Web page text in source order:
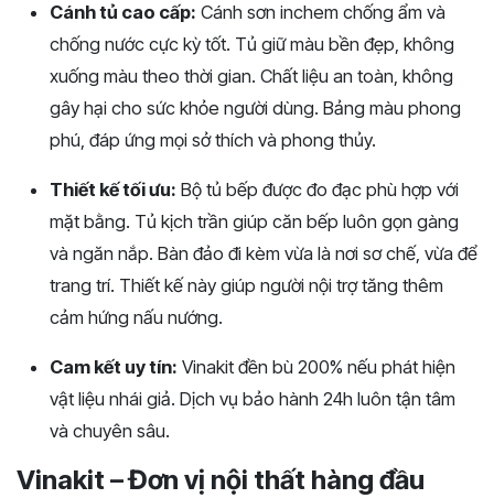
Cánh tủ cao cấp: Cánh sơn inchem chống ẩm và
chống nước cực kỳ tốt. Tủ giữ màu bền đẹp, không
xuống màu theo thời gian. Chất liệu an toàn, không
gây hại cho sức khỏe người dùng. Bảng màu phong
phú, đáp ứng mọi sở thích và phong thủy.
Thiết kế tối ưu: Bộ tủ bếp được đo đạc phù hợp với
mặt bằng. Tủ kịch trần giúp căn bếp luôn gọn gàng
và ngăn nắp. Bàn đảo đi kèm vừa là nơi sơ chế, vừa để
trang trí. Thiết kế này giúp người nội trợ tăng thêm
cảm hứng nấu nướng.
Cam kết uy tín: Vinakit đền bù 200% nếu phát hiện
vật liệu nhái giả. Dịch vụ bảo hành 24h luôn tận tâm
và chuyên sâu.
Vinakit – Đơn vị nội thất hàng đầu